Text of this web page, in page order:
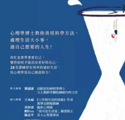
男裝
日本購物 電子/紙本書